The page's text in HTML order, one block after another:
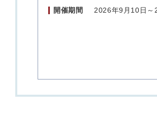
開催期間
2026年9月10日～